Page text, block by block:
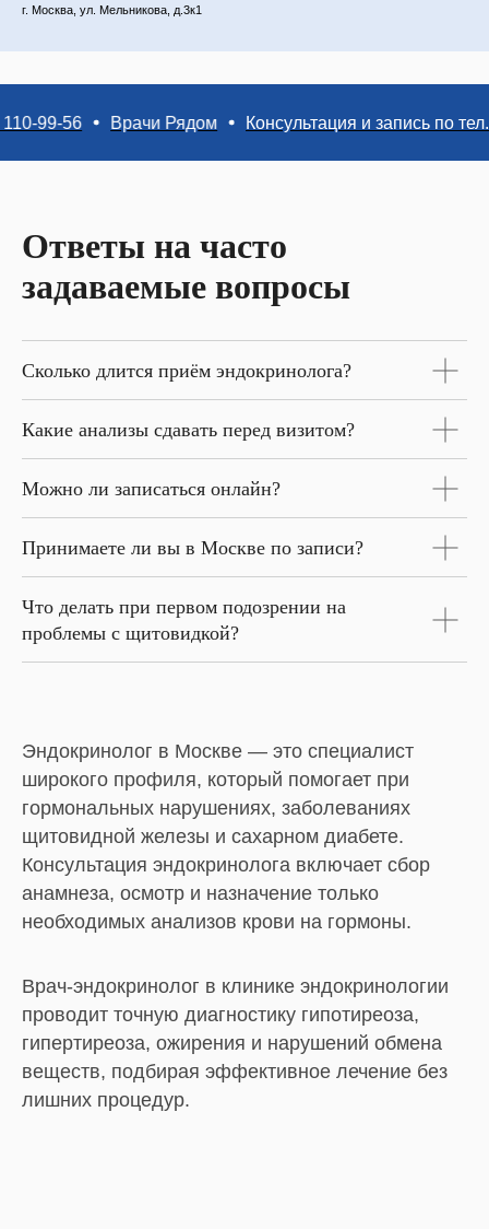
г. Москва, ул. Мельникова, д.3к1
56 Врачи Рядом Консультация и запись по тел. +7
Ответы на часто
задаваемые вопросы
Сколько длится приём эндокринолога?
Какие анализы сдавать перед визитом?
Можно ли записаться онлайн?
Принимаете ли вы в Москве по записи?
Что делать при первом подозрении на
проблемы с щитовидкой?
Эндокринолог в Москве — это специалист
широкого профиля, который помогает при
гормональных нарушениях, заболеваниях
щитовидной железы и сахарном диабете.
Консультация эндокринолога включает сбор
анамнеза, осмотр и назначение только
необходимых анализов крови на гормоны.
Врач-эндокринолог в клинике эндокринологии
проводит точную диагностику гипотиреоза,
гипертиреоза, ожирения и нарушений обмена
веществ, подбирая эффективное лечение без
лишних процедур.